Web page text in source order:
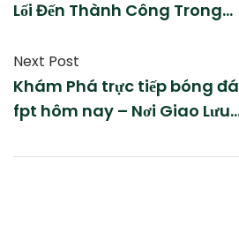
Lối Đến Thành Công Trong
Next Post
Khám Phá trực tiếp bóng đá
fpt hôm nay – Nơi Giao Lưu